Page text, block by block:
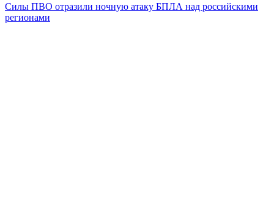
Силы ПВО отразили ночную атаку БПЛА над российскими
регионами